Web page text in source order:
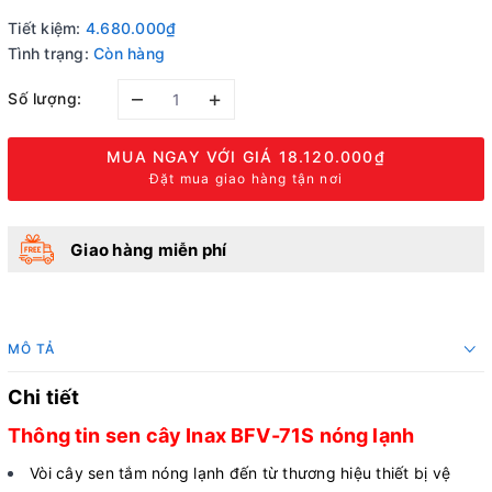
Tiết kiệm: 4.680.000₫
Tình trạng: Còn hàng
Số lượng: – +
MUA NGAY VỚI GIÁ 18.120.000₫
Đặt mua giao hàng tận nơi
Giao hàng miễn phí
MÔ TẢ
Chi tiết
Thông tin sen cây Inax BFV-71S nóng lạnh
Vòi cây sen tắm nóng lạnh đến từ thương hiệu thiết bị vệ